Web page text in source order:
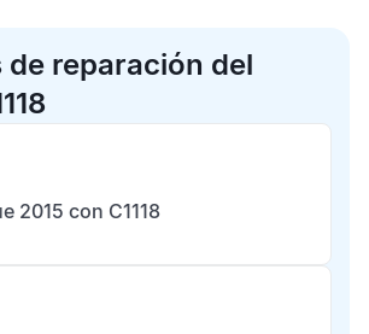
de reparación del
2015 con C1118